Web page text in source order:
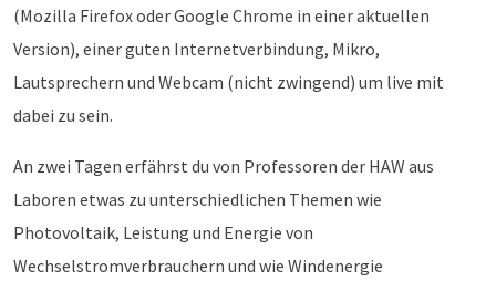
(Mozilla Firefox oder Google Chrome in einer aktuellen
Version), einer guten Internetverbindung, Mikro,
Lautsprechern und Webcam (nicht zwingend) um live mit
dabei zu sein.
An zwei Tagen erfährst du von Professoren der HAW aus
Laboren etwas zu unterschiedlichen Themen wie
Photovoltaik, Leistung und Energie von
Wechselstromverbrauchern und wie Windenergie